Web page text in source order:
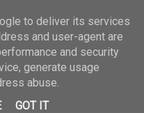
to deliver its services
and user-agent are
and security
generate usage
abuse.
GOT IT